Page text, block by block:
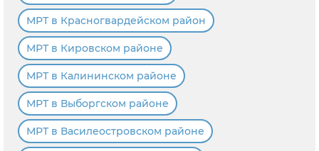
МРТ в Красногвардейском район
МРТ в Кировском районе
МРТ в Калининском районе
МРТ в Выборгском районе
МРТ в Василеостровском районе